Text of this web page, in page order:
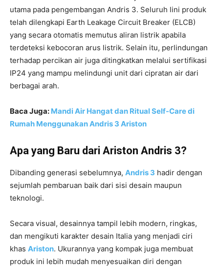
utama pada pengembangan Andris 3. Seluruh lini produk
telah dilengkapi Earth Leakage Circuit Breaker (ELCB)
yang secara otomatis memutus aliran listrik apabila
terdeteksi kebocoran arus listrik. Selain itu, perlindungan
terhadap percikan air juga ditingkatkan melalui sertifikasi
IP24 yang mampu melindungi unit dari cipratan air dari
berbagai arah.
Baca Juga: Mandi Air Hangat dan Ritual Self-Care di
Rumah Menggunakan Andris 3 Ariston
Apa yang Baru dari Ariston Andris 3?
Dibanding generasi sebelumnya, Andris 3 hadir dengan
sejumlah pembaruan baik dari sisi desain maupun
teknologi.
Secara visual, desainnya tampil lebih modern, ringkas,
dan mengikuti karakter desain Italia yang menjadi ciri
khas Ariston. Ukurannya yang kompak juga membuat
produk ini lebih mudah menyesuaikan diri dengan